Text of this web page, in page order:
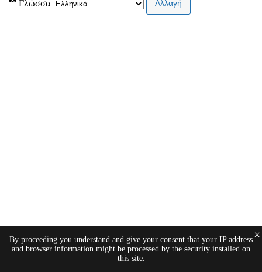
Γλώσσα
By proceeding you understand and give your consent that your IP address
and browser information might be processed by the security installed on
this site.
×